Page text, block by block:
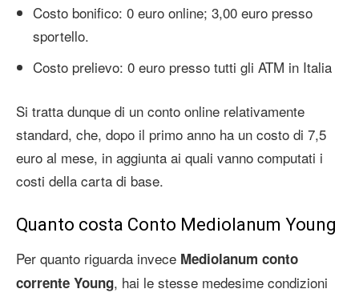
Costo bonifico: 0 euro online; 3,00 euro presso
sportello.
Costo prelievo: 0 euro presso tutti gli ATM in Italia
Si tratta dunque di un conto online relativamente
standard, che, dopo il primo anno ha un costo di 7,5
euro al mese, in aggiunta ai quali vanno computati i
costi della carta di base.
Quanto costa Conto Mediolanum Young
Per quanto riguarda invece Mediolanum conto
corrente Young, hai le stesse medesime condizioni